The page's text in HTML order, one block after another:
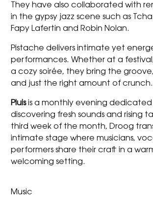
They have also collaborated with
in the gypsy jazz scene such as
Fapy Lafertin and Robin Nolan.
Pistache delivers intimate yet
performances. Whether at a
a cozy soirée, they bring the
and just the right amount of crunch.
Pluisis a monthly evening
discovering fresh sounds and rising
third week of the month, Droog
intimate stage where musicians,
performers share their craft in a
welcoming setting.
Music